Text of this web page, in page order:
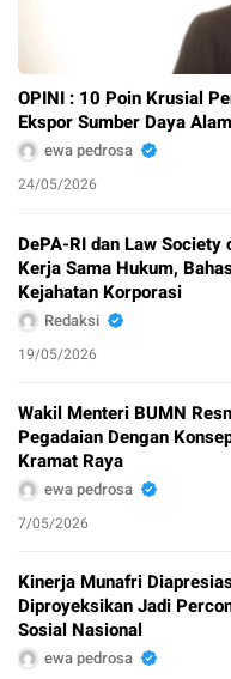
OPINI : 10 Poin Krusial
Ekspor Sumber Daya
ewa pedrosa
24/05/2026
DePA-RI dan Law
Kerja Sama Hukum,
Kejahatan Korporasi
Redaksi
19/05/2026
Wakil Menteri BUMN
Pegadaian Dengan
Kramat Raya
ewa pedrosa
7/05/2026
Kinerja Munafri
Diproyeksikan Jadi
Sosial Nasional
ewa pedrosa